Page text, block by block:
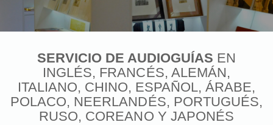
SERVICIO DE AUDIOGUÍAS EN
INGLÉS, FRANCÉS, ALEMÁN,
ITALIANO, CHINO, ESPAÑOL, ÁRABE,
POLACO, NEERLANDÉS, PORTUGUÉS,
RUSO, COREANO Y JAPONÉS